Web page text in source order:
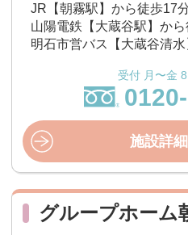
JR【朝霧駅】から徒歩17
山陽電鉄【大蔵谷駅】か
明石市営バス【大蔵谷清
受付 月〜金
施設詳
グループホーム